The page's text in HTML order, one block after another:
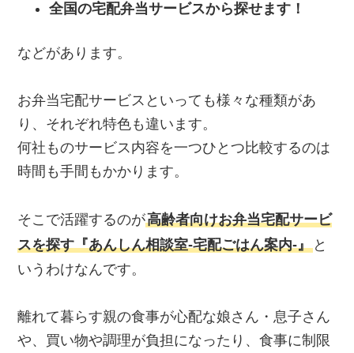
全国の宅配弁当サービスから探せます！
などがあります。
お弁当宅配サービスといっても様々な種類があ
り、それぞれ特色も違います。
何社ものサービス内容を一つひとつ比較するのは
時間も手間もかかります。
そこで活躍するのが高齢者向けお弁当宅配サービ
スを探す『あんしん相談室‐宅配ごはん案内‐』 と
いうわけなんです。
離れて暮らす親の食事が心配な娘さん・息子さん
や、買い物や調理が負担になったり、食事に制限